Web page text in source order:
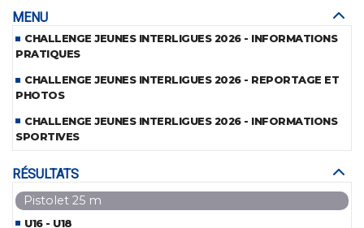
MENU
CHALLENGE JEUNES INTERLIGUES 2026 - INFORMATIONS
PRATIQUES
CHALLENGE JEUNES INTERLIGUES 2026 - REPORTAGE ET
PHOTOS
CHALLENGE JEUNES INTERLIGUES 2026 - INFORMATIONS
SPORTIVES
RÉSULTATS
Pistolet 25 m
U16 - U18